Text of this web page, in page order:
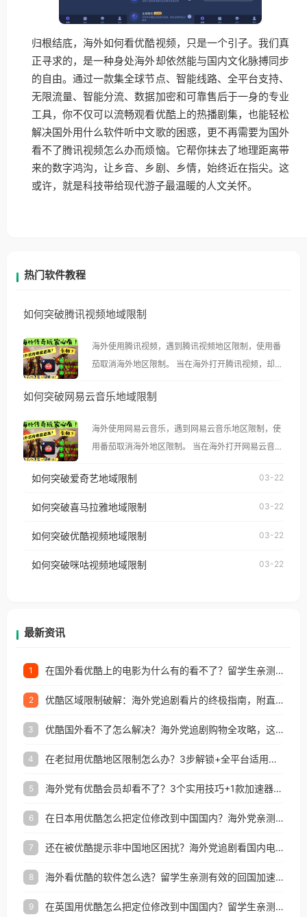
归根结底，海外如何看优酷视频，只是一个引子。我们真
正寻求的，是一种身处海外却依然能与国内文化脉搏同步
的自由。通过一款集全球节点、智能线路、全平台支持、
无限流量、智能分流、数据加密和可靠售后于一身的专业
工具，你不仅可以流畅观看优酷上的热播剧集，也能轻松
解决国外用什么软件听中文歌的困惑，更不再需要为国外
看不了腾讯视频怎么办而烦恼。它帮你抹去了地理距离带
来的数字鸿沟，让乡音、乡剧、乡情，始终近在指尖。这
或许，就是科技带给现代游子最温暖的人文关怀。
热门软件教程
如何突破腾讯视频地域限制
海外使用腾讯视频，遇到腾讯视频地区限制，使用番
茄取消海外地区限制。 当在海外打开腾讯视频，却突
示语。 海外用户如香港、澳门、台湾、美国、加拿
像其他音乐平台一样，出现地区及版权限制问题，且
仅能在中国大陆地区播放。 遇到这个问题的朋友们，
台湾、美国、加拿大、澳大利亚、欧洲等国家和地区
权限制所困扰。
如何突破网易云音乐地域限制
海外使用网易云音乐，遇到网易云音乐地区限制，使
用番茄取消海外地区限制。 当在海外打开网易云音
播放”的提示语。 海外用户如香港、澳门、台湾、美
制问题，且仅能在中国大陆地区播放。 遇到这个问题
户收听网易云音乐地区版权限制」的问题，无论人在
如何突破爱奇艺地域限制 03-22
如何突破喜马拉雅地域限制 03-22
如何突破优酷视频地域限制 03-22
如何突破咪咕视频地域限制 03-22
最新资讯
1 在国外看优酷上的电影为什么有的看不了？留学生亲测有效的回国加速方案
2 优酷区域限制破解：海外党追剧看片的终极指南，附直播欧冠+1905电影网解决方案
3 优酷国外看不了怎么解决？海外党追剧购物全攻略，这招亲测有效！
4 在老挝用优酷地区限制怎么办？3步解锁+全平台适用的回国加速器指南
5 海外党有优酷会员却看不了？3个实用技巧+1款加速器解决追剧&金融APP难题
6 在日本用优酷怎么把定位修改到中国国内？海外党亲测有效的回国加速指南
7 还在被优酷提示非中国地区困扰？海外党追剧看国内电影的正确打开方式
8 海外看优酷的软件怎么选？留学生亲测有效的回国加速方案
9 在英国用优酷怎么把定位修改到中国国内？留学生亲测有效的回国加速方案